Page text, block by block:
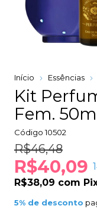
Início Essências
Kit
Fem.
Código 10502
R$46,48
R$40,09
R$38,09 com
5% de desconto